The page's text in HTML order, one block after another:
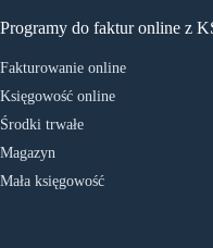
Programy do faktur online z
Fakturowanie online
Księgowość online
Środki trwałe
Magazyn
Mała księgowość